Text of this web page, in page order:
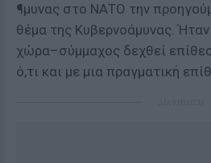
¶μυνας στο ΝΑΤΟ την
θέμα της Κυβερνοάμυνας.
χώρα–σύμμαχος δεχθεί
ό,τι και με μια πραγματική